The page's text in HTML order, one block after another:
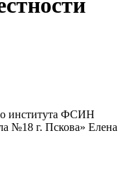
института ФСИН
№18 г. Пскова» Елена